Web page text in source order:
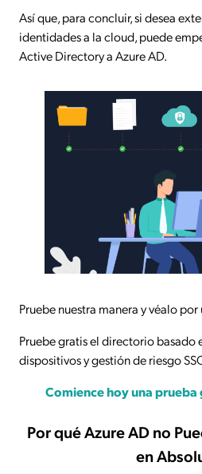
Así que, para concluir, si desea
identidades a la cloud, puede
Active Directory a Azure AD.
Pruebe nuestra manera y véalo
Pruebe gratis el directorio basado
dispositivos y gestión de riesgo
Comience hoy una
Por qué Azure AD no
en